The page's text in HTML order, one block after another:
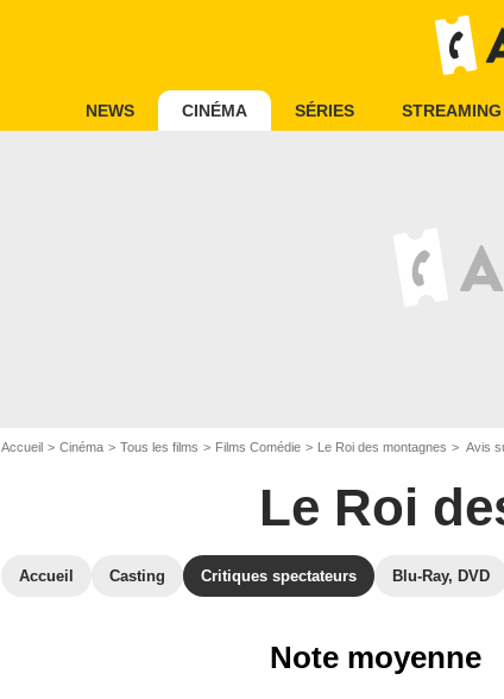
NEWS CINÉMA SÉRIES STREAMING
Accueil Cinéma Tous les films Films Comédie Le Roi des montagnes Avis
Le Roi
Accueil Casting Critiques spectateurs Blu-Ray, DVD
Note moyenne